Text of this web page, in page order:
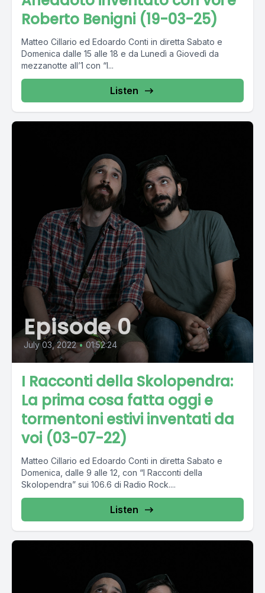
Roberto Benigni (19-03-25)
Matteo Cillario ed Edoardo Conti in diretta Sabato e
Domenica dalle 15 alle 18 e da Lunedì a Giovedì da
mezzanotte all’1 con “I...
Listen
Episode 0
July 03, 2022 • 01:52:24
I Racconti della Skolopendra:
La prima cosa fatta oggi e
tormentoni estivi inventati da
voi (03-07-22)
Matteo Cillario ed Edoardo Conti in diretta Sabato e
Domenica, dalle 9 alle 12, con “I Racconti della
Skolopendra” sui 106.6 di Radio Rock....
Listen